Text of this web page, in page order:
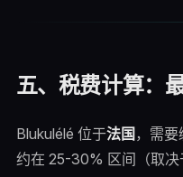
五、税费计算：
Blukulélé 位于法国 ，需
约在 25-30% 区间（取